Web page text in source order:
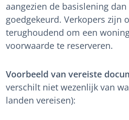
aangezien de basislening
goedgekeurd. Verkopers zijn
terughoudend om een
voorwaarde te reserveren.
Voorbeeld van vereiste
verschilt niet wezenlijk van
landen vereisen):